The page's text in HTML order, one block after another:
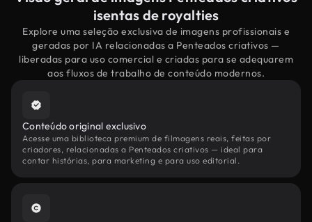
isentas de royalties
Explore uma seleção exclusiva de imagens profissionais e
geradas por IA relacionadas a Penteados criativos —
liberadas para uso comercial e criadas para se adequarem
aos fluxos de trabalho de conteúdo modernos.
Conteúdo original exclusivo
Acesse uma biblioteca premium de filmagens reais, feitas por
criadores, relacionadas a Penteados criativos — ideal para
contar histórias, para marketing e para uso editorial.